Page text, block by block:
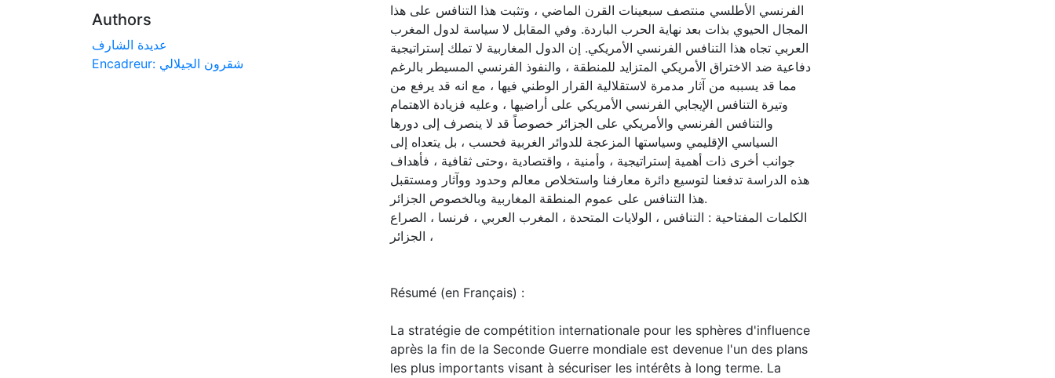
Authors
عديدة الشارف
Encadreur: شقرون الجيلالي
الفرنسي الأطلسي منتصف سبعينات القرن الماضي ، وتثبت هذا التنافس على هذا
المجال الحيوي بذات بعد نهاية الحرب الباردة. وفي المقابل لا سياسة لدول المغرب
العربي تجاه هذا التنافس الفرنسي الأمريكي. إن الدول المغاربية لا تملك إستراتيجية
دفاعية ضد الاختراق الأمريكي المتزايد للمنطقة ، والنفوذ الفرنسي المسيطر بالرغم
مما قد يسببه من آثار مدمرة لاستقلالية القرار الوطني فيها ، مع انه قد يرفع من
وتيرة التنافس الإيجابي الفرنسي الأمريكي على أراضيها ، وعليه فزيادة الاهتمام
والتنافس الفرنسي والأمريكي على الجزائر خصوصاً قد لا ينصرف إلى دورها
السياسي الإقليمي وسياستها المزعجة للدوائر الغربية فحسب ، بل يتعداه إلى
جوانب أخرى ذات أهمية إستراتيجية ، وأمنية ، واقتصادية ،وحتى ثقافية ، فأهداف
هذه الدراسة تدفعنا لتوسيع دائرة معارفنا واستخلاص معالم وحدود ووآثار ومستقبل
هذا التنافس على عموم المنطقة المغاربية وبالخصوص الجزائر.
الكلمات المفتاحية : التنافس ، الولايات المتحدة ، المغرب العربي ، فرنسا ، الصراع
، الجزائر
Résumé (en Français) :
La stratégie de compétition internationale pour les sphères d'influence
après la fin de la Seconde Guerre mondiale est devenue l'un des plans
les plus importants visant à sécuriser les intérêts à long terme. La